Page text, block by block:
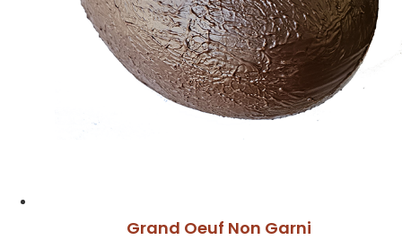
Grand Oeuf Non Garni